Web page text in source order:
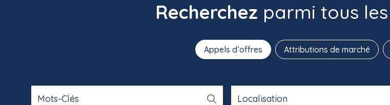
Recherchez parmi tous les
Appels d’offres Attributions de marché
Mots-Clés Localisation